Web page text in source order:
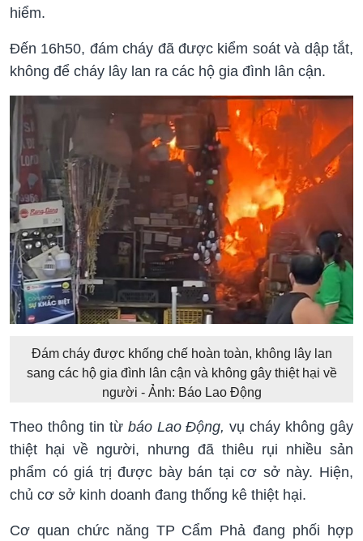
hiểm.
Đến 16h50, đám cháy đã được kiểm soát và dập tắt,
không để cháy lây lan ra các hộ gia đình lân cận.
Đám cháy được khống chế hoàn toàn, không lây lan
sang các hộ gia đình lân cận và không gây thiệt hại về
người - Ảnh: Báo Lao Động
Theo thông tin từ báo Lao Động, vụ cháy không gây
thiệt hại về người, nhưng đã thiêu rụi nhiều sản
phẩm có giá trị được bày bán tại cơ sở này. Hiện,
chủ cơ sở kinh doanh đang thống kê thiệt hại.
Cơ quan chức năng TP Cẩm Phả đang phối hợp